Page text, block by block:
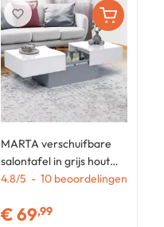
MARTA verschuifbare
salontafel in grijs hout
met wit blad
4.8/5 - 10 beoordelingen
€69,99
favorite_border